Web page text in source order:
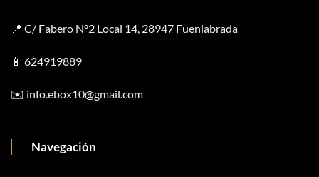
📍 C/ Fabero Nº2 Local 14, 28947 Fuenlabrada
📱 624919889
✉️ info.ebox10@gmail.com
Navegación